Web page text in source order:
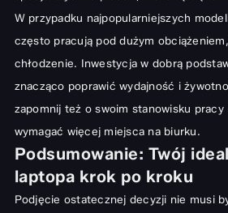
W przypadku najpopularniejszych
często pracują pod dużym
chłodzenie. Inwestycja w dobrą
znacząco poprawić wydajność i
zapomnij też o swoim stanowisku
wymagać więcej miejsca na biurku.
Podsumowanie: Twój
laptopa krok po kroku
Podjęcie ostatecznej decyzji nie musi